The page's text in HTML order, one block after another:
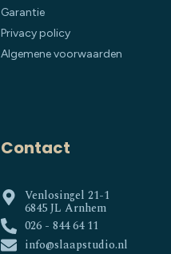
Garantie
Privacy policy
Algemene voorwaarden
Contact
Venlosingel 21-1
6845 JL Arnhem
026 - 844 64 11
info@slaapstudio.nl